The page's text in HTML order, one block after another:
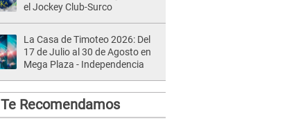
el Jockey Club-Surco
La Casa de Timoteo 2026: Del
17 de Julio al 30 de Agosto en
Mega Plaza - Independencia
Te Recomendamos